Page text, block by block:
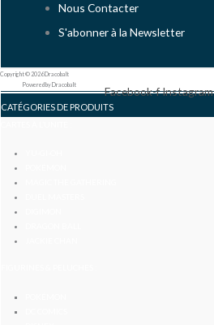
Nous Contacter
S'abonner à la Newsletter
Copyright © 2026 Dracobalt
Powered by Dracobalt
Facebook-fInstagram
CATÉGORIES DE PRODUITS